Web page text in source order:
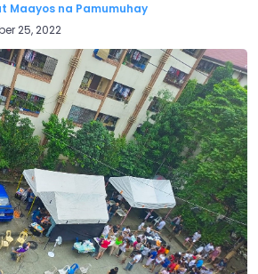
Maayos na Pamumuhay
25, 2022